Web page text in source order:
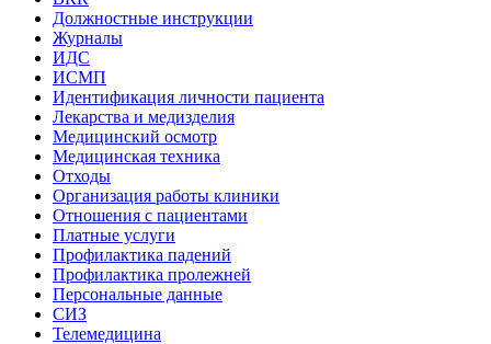
Должностные инструкции
Журналы
ИДС
ИСМП
Идентификация личности пациента
Лекарства и медизделия
Медицинский осмотр
Медицинская техника
Отходы
Организация работы клиники
Отношения с пациентами
Платные услуги
Профилактика падений
Профилактика пролежней
Персональные данные
СИЗ
Телемедицина